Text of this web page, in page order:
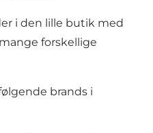
i den lille butik med
forskellige
brands i